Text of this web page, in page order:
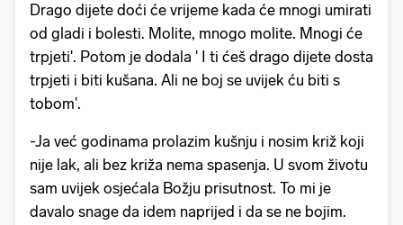
Drago dijete doći će vrijeme kada će mnogi umirati
od gladi i bolesti. Molite, mnogo molite. Mnogi će
trpjeti'. Potom je dodala ' I ti ćeš drago dijete dosta
trpjeti i biti kušana. Ali ne boj se uvijek ću biti s
tobom'.
-Ja već godinama prolazim kušnju i nosim križ koji
nije lak, ali bez križa nema spasenja. U svom životu
sam uvijek osjećala Božju prisutnost. To mi je
davalo snage da idem naprijed i da se ne bojim.